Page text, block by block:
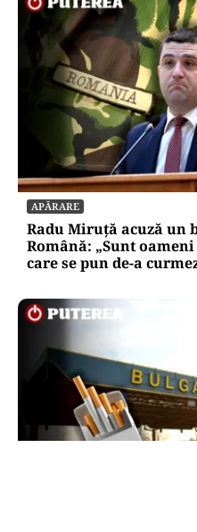
APĂRARE
Radu Miruță acuză un
Română: „Sunt
care se pun de-a